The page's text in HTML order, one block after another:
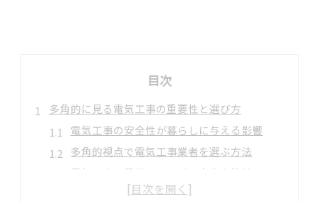
目次
多角的に見る電気工事の重要性と選び方
電気工事の安全性が暮らしに与える影響
多角的視点で電気工事業者を選ぶ方法
電気工事の費用とサービス内容を比較
最新技術を活かす電気工事の特徴とは